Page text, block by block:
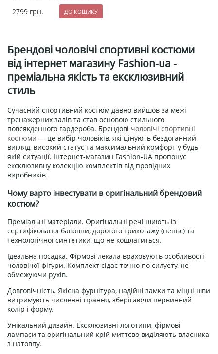
2799 грн.
Брендові чоловічі спортивні костюми
від інтернет магазину Fashion-ua -
преміальна якість та ексклюзивний
стиль
Сучасний спортивний костюм давно вийшов за межі
тренажерних залів та став основою стильного
повсякденного гардероба. Брендові чоловічі спортивні
костюми — це вибір чоловіків, які цінують бездоганний
вигляд, високий статус та максимальний комфорт у будь-
якій ситуації. Інтернет-магазин Fashion-UA пропонує
ексклюзивну колекцію комплектів від провідних
виробників.
Чому варто інвестувати в оригінальний брендовий
костюм?
Преміальні матеріали. Оригінальні речі шиють із
сертифікованої бавовни, дорогого трикотажу (пеньє) та
технологічної синтетики, що не кошлатиться.
Ідеальна посадка. Фірмові лекала враховують особливості
чоловічої фігури. Комплект сідає точно по силуету, не
обмежуючи рухів.
Довговічність. Якісна фурнітура, надійні замки та міцні шви
витримують численні прання, зберігаючи первинний
колір і форму.
Унікальний дизайн. Ексклюзивні логотипи, фірмові
лампаси та оригінальний крій миттєво виділяють власника
з натовпу.